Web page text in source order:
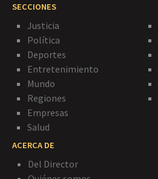
SECCIONES
Justicia
Política
Deportes
Entretenimiento
Mundo
Regiones
Empresas
Salud
ACERCA DE
Del Director